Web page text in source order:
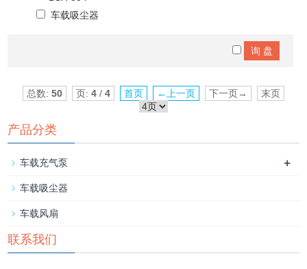
车载吸尘器
总数: 50 页: 4 / 4 首页 ←上一页 下一页→ 末页
产品分类
车载充气泵 +
车载吸尘器
车载风扇
联系我们